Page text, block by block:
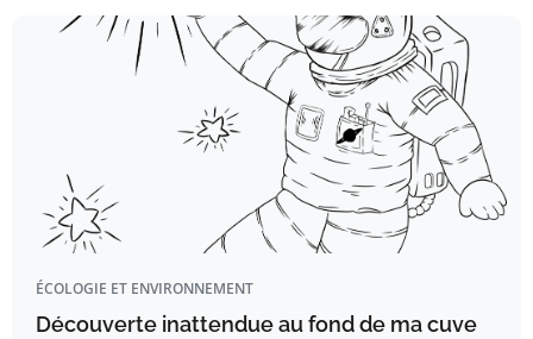
ÉCOLOGIE ET ENVIRONNEMENT
Découverte inattendue au fond de ma cuve